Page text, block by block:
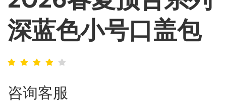
深蓝色小号口盖包
咨询客服